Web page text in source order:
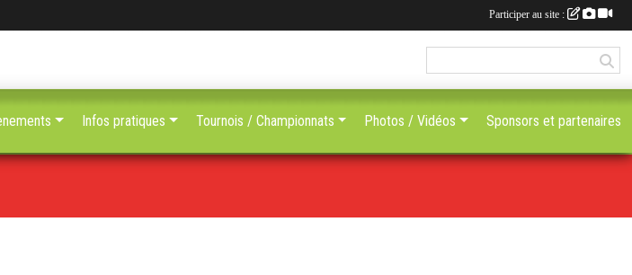
Infos pratiques Tournois / Championnats Photos / Vidéos Sponsors et partenaires
Participer au site :